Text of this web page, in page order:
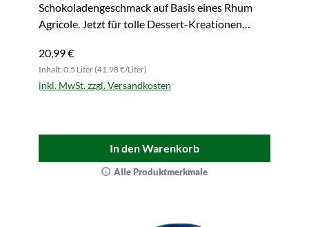
Schokoladengeschmack auf Basis eines Rhum
Agricole. Jetzt für tolle Dessert-Kreationen
20,99 €
Inhalt: 0.5 Liter (41,98 €/Liter)
inkl. MwSt. zzgl. Versandkosten
In den Warenkorb
Alle Produktmerkmale